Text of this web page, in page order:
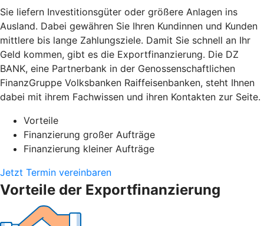
Sie liefern Investitionsgüter oder größere Anlagen ins
Ausland. Dabei gewähren Sie Ihren Kundinnen und Kunden
mittlere bis lange Zahlungsziele. Damit Sie schnell an Ihr
Geld kommen, gibt es die Exportfinanzierung. Die DZ
BANK, eine Partnerbank in der Genossenschaftlichen
FinanzGruppe Volksbanken Raiffeisenbanken, steht Ihnen
dabei mit ihrem Fachwissen und ihren Kontakten zur Seite.
Vorteile
Finanzierung großer Aufträge
Finanzierung kleiner Aufträge
Jetzt Termin vereinbaren
Vorteile der Exportfinanzierung